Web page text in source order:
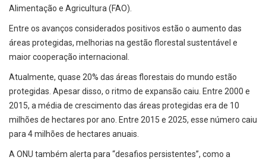
Alimentação e Agricultura (FAO).
Entre os avanços considerados positivos estão o aumento das
áreas protegidas, melhorias na gestão florestal sustentável e
maior cooperação internacional.
Atualmente, quase 20% das áreas florestais do mundo estão
protegidas. Apesar disso, o ritmo de expansão caiu. Entre 2000 e
2015, a média de crescimento das áreas protegidas era de 10
milhões de hectares por ano. Entre 2015 e 2025, esse número caiu
para 4 milhões de hectares anuais.
A ONU também alerta para “desafios persistentes”, como a